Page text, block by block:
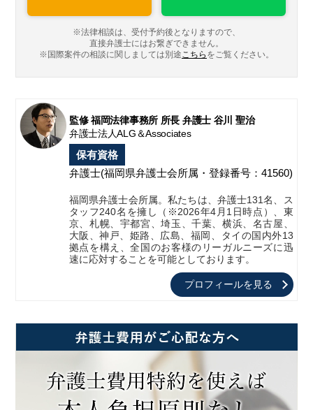
※法律相談は、受付予約後となりますので、
直接弁護士にはお繋ぎできません。
※国際案件の相談に関しましては別途こちら をご覧ください。
監修 福岡法律事務所 所長 弁護士 谷川 聖治
弁護士法人ALG＆Associates
保有資格
弁護士(福岡県弁護士会所属・登録番号：41560)
福岡県弁護士会所属。私たちは、弁護士131名、ス
タッフ240名を擁し（※2026年4月1日時点）、東
京、札幌、宇都宮、埼玉、千葉、横浜、名古屋、
大阪、神戸、姫路、広島、福岡、タイの国内外13
拠点を構え、全国のお客様のリーガルニーズに迅
速に応対することを可能としております。
プロフィールを見る